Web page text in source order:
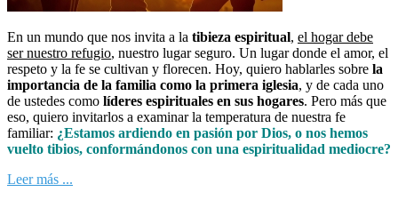
En un mundo que nos invita a la tibieza espiritual, el hogar debe
ser nuestro refugio, nuestro lugar seguro. Un lugar donde el amor, el
respeto y la fe se cultivan y florecen. Hoy, quiero hablarles sobre la
importancia de la familia como la primera iglesia, y de cada uno
de ustedes como líderes espirituales en sus hogares. Pero más que
eso, quiero invitarlos a examinar la temperatura de nuestra fe
familiar: ¿Estamos ardiendo en pasión por Dios, o nos hemos
vuelto tibios, conformándonos con una espiritualidad mediocre?
Leer más ...